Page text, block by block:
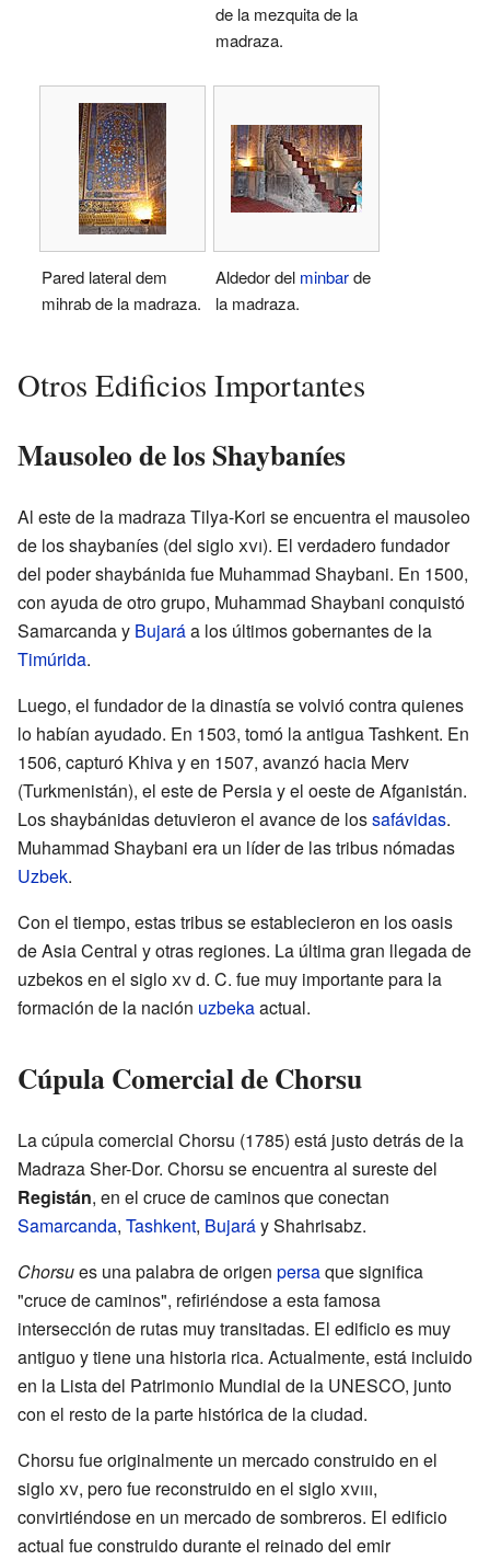
de la mezquita de la
madraza.
Pared lateral dem
mihrab de la madraza.
Aldedor del minbarde
la madraza.
Otros Edificios Importantes
Mausoleo de los Shaybaníes
Al este de la madraza Tilya-Kori se encuentra el mausoleo
de los shaybaníes (del sigloxvi). El verdadero fundador
del poder shaybánida fue Muhammad Shaybani. En 1500,
con ayuda de otro grupo, Muhammad Shaybani conquistó
Samarcanda y Bujaráa los últimos gobernantes de la
Timúrida.
Luego, el fundador de la dinastía se volvió contra quienes
lo habían ayudado. En 1503, tomó la antigua Tashkent. En
1506, capturó Khiva y en 1507, avanzó hacia Merv
(Turkmenistán), el este de Persia y el oeste de Afganistán.
Los shaybánidas detuvieron el avance de lossafávidas.
Muhammad Shaybani era un líder de las tribus nómadas
Uzbek.
Con el tiempo, estas tribus se establecieron en los oasis
de Asia Central y otras regiones. La última gran llegada de
uzbekos en el sigloxvd. C. fue muy importante para la
formación de la nación uzbekaactual.
Cúpula Comercial de Chorsu
La cúpula comercial Chorsu (1785) está justo detrás de la
Madraza Sher-Dor. Chorsu se encuentra al sureste del
Registán, en el cruce de caminos que conectan
Samarcanda, Tashkent, Bujaráy Shahrisabz.
Chorsues una palabra de origen persaque significa
"cruce de caminos", refiriéndose a esta famosa
intersección de rutas muy transitadas. El edificio es muy
antiguo y tiene una historia rica. Actualmente, está incluido
en la Lista del Patrimonio Mundial de la UNESCO, junto
con el resto de la parte histórica de la ciudad.
Chorsu fue originalmente un mercado construido en el
sigloxv, pero fue reconstruido en el sigloxviii,
convirtiéndose en un mercado de sombreros. El edificio
actual fue construido durante el reinado del emir